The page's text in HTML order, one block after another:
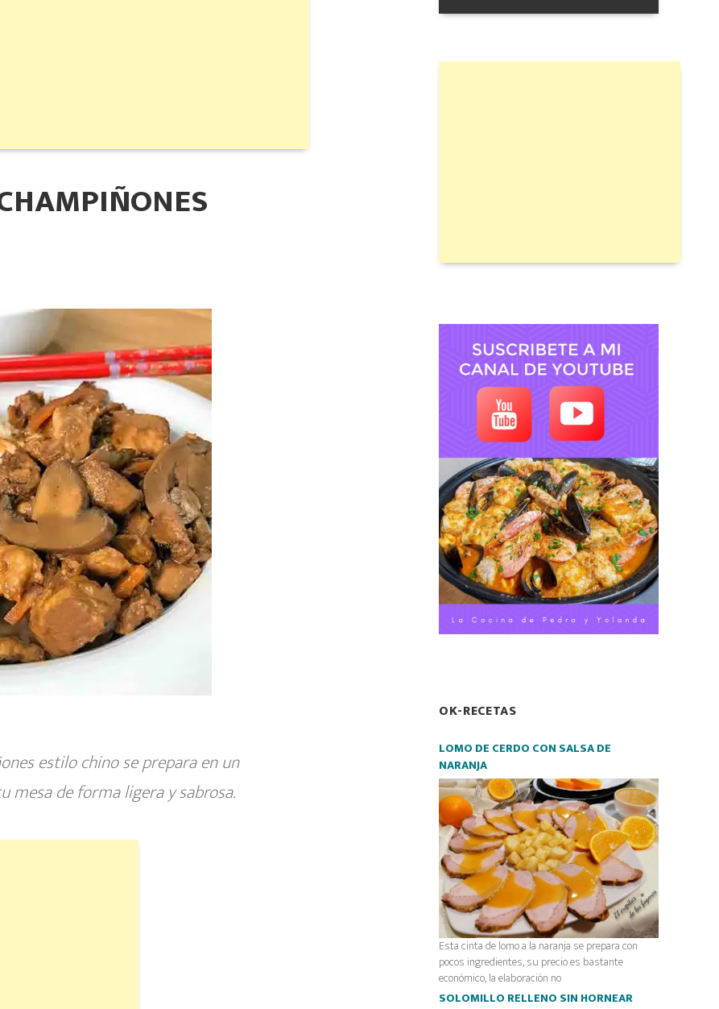
estilo chinose prepara en un
de forma ligera y sabrosa.
OK-RECETAS
LOMO DE CERDO CON SALSA DE
NARANJA
Esta cinta de lomo a la naranja se prepara con
pocos ingredientes, su precio es bastante
económico, la elaboración no
SOLOMILLO RELLENO SIN HORNEAR